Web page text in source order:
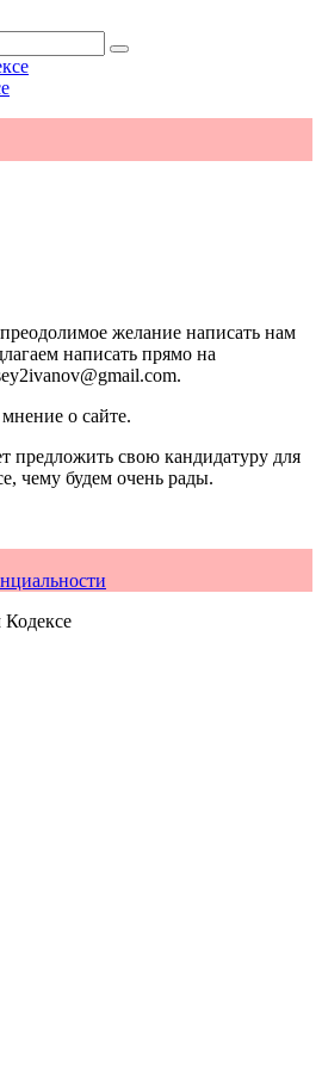
желание написать нам
написать прямо на
о сайте.
предложить свою кандидатуру для
чему будем очень рады.